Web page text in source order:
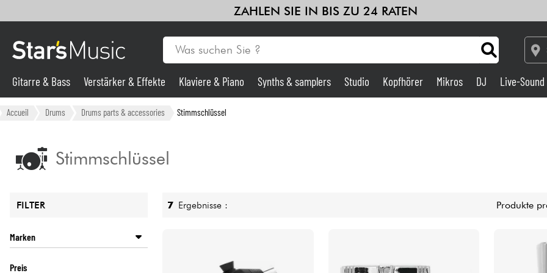
ZAHLEN SIE IN BIS ZU 24 RATEN
Gitarre & Bass
Violinen & Quartett
Gitarre & Bass Verstärker & Effekte Klaviere & Piano Synths & samplers Studio Kopfhörer Mikros DJ Live-Sound
Accueil Drums Drums parts & accessories Stimmschlüssel
Stimmschlüssel
FILTER
Marken
Preis
7 Ergebnisse : Produkte